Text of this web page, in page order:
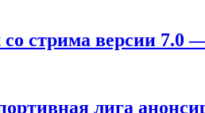
стрима версии 7.0
лига